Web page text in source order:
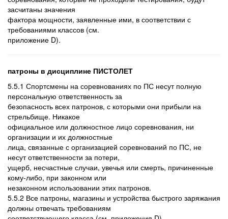
засчитаны значения
фактора мощности, заявленные ими, в соответствии с
требованиями классов (см.
приложение D).
патроны в дисциплине ПИСТОЛЕТ
5.5.1 Спортсмены на соревнованиях по ПС несут полную
персональную ответственность за
безопасность всех патронов, с которыми они прибыли на
стрельбище. Никакое
официальное или должностное лицо соревнования, ни
организации и их должностные
лица, связанные с организацией соревнований по ПС, не
несут ответственности за потери,
ущерб, несчастные случаи, увечья или смерть, причиненные
кому-либо, при законном или
незаконном использовании этих патронов.
5.5.2 Все патроны, магазины и устройства быстрого заряжания
должны отвечать требованиям